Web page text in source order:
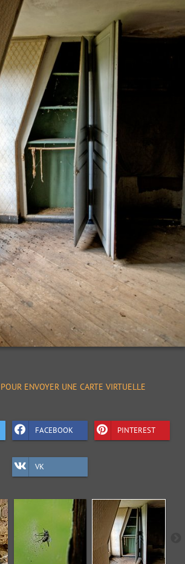
ENVOYER UNE CARTE VIRTUELLE
FACEBOOK PINTEREST
VK